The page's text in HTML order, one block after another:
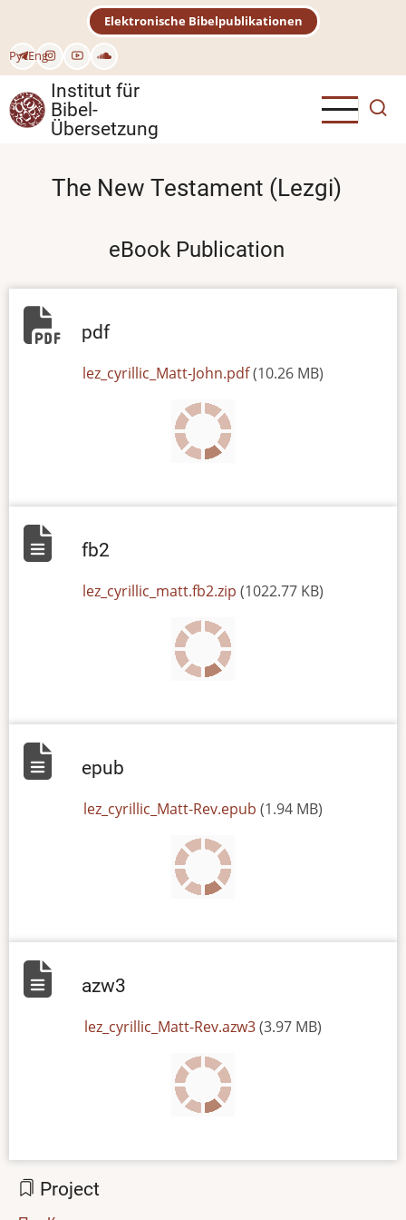
Inhalt
РусEng
Elektronische Bibelpublikationen
Institut für
Bibel-
Übersetzung
The New Testament (Lezgi)
eBook Publication
pdf
lez_cyrillic_Matt-John.pdf(10.26 MB)
fb2
lez_cyrillic_matt.fb2.zip (1022.77 KB)
epub
lez_cyrillic_Matt-Rev.epub (1.94 MB)
azw3
lez_cyrillic_Matt-Rev.azw3(3.97 MB)
Project